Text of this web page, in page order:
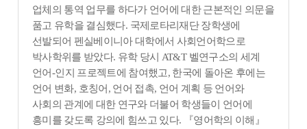
업체의 통역 업무를 하다가 언어에 대한 근본적인 의문을
품고 유학을 결심했다. 국제로타리재단 장학생에
선발되어 펜실베이니아 대학에서 사회언어학으로
박사학위를 받았다. 유학 당시 AT&T 벨연구소의 세계
언어-인지 프로젝트에 참여했고, 한국에 돌아온 후에는
언어 변화, 호칭어, 언어 접촉, 언어 계획 등 언어와
사회의 관계에 대한 연구와 더불어 학생들이 언어에
흥미를 갖도록 강의에 힘쓰고 있다. 『영어학의 이해 』